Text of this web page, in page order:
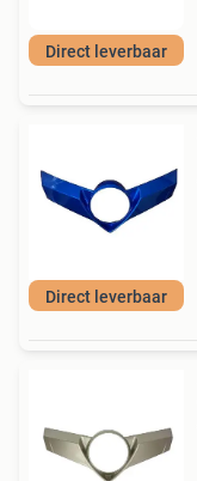
Direct leverbaar
Direct leverbaar